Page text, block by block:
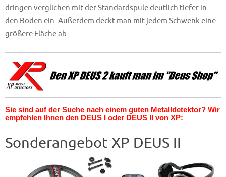
dringen verglichen mit der Standardspule deutlich tiefer in
den Boden ein. Außerdem deckt man mit jedem Schwenk eine
größere Fläche ab.
Sie sind auf der Suche nach einem guten Metalldetektor? Wir
empfehlen Ihnen den DEUS I oder DEUS II von XP:
Sonderangebot XP DEUS II